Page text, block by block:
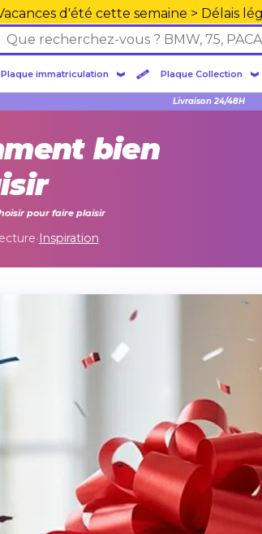
d'été cette semaine > Délais
Plaque immatriculation Plaque Collection
Livraison 24/48H
bien
pour faire plaisir
•Inspiration